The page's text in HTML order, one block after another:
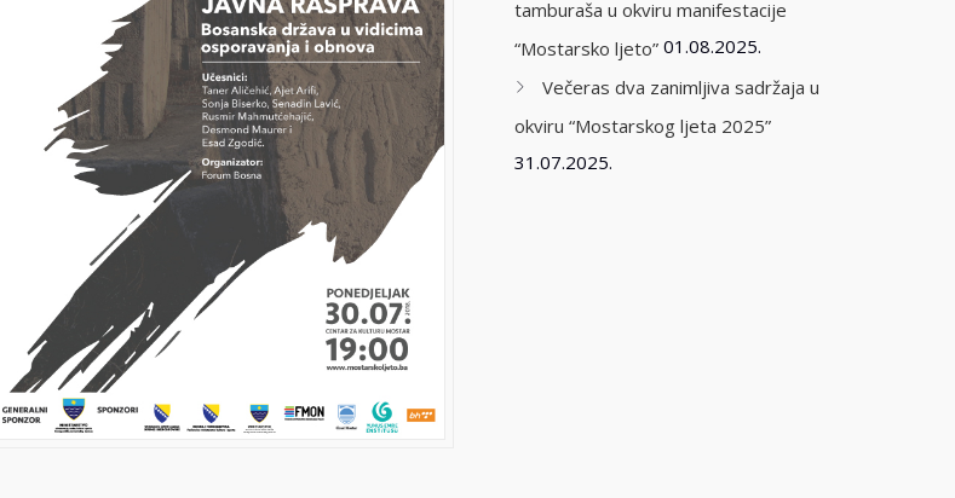
tamburaša u okviru manifestacije
“Mostarsko ljeto” 01.08.2025.
Večeras dva zanimljiva sadržaja u
okviru “Mostarskog ljeta 2025”
31.07.2025.